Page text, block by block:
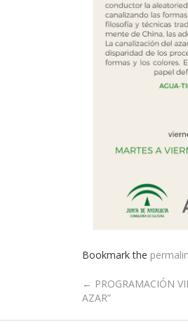
Bookmark the
Post
← PROGRAMACIÓN
AZAR”